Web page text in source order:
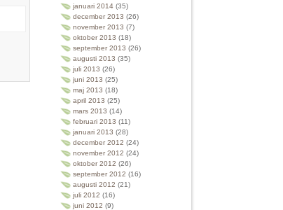
januari 2014 (35)
december 2013 (26)
november 2013 (7)
oktober 2013 (18)
september 2013 (26)
augusti 2013 (35)
juli 2013 (26)
juni 2013 (25)
maj 2013 (18)
april 2013 (25)
mars 2013 (14)
februari 2013 (11)
januari 2013 (28)
december 2012 (24)
november 2012 (24)
oktober 2012 (26)
september 2012 (16)
augusti 2012 (21)
juli 2012 (16)
juni 2012 (9)